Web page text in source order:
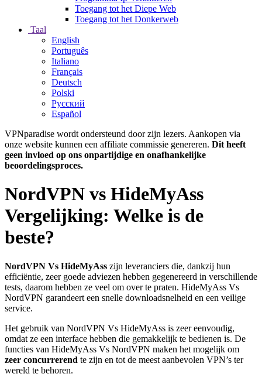
Toegang tot het Diepe Web
Toegang tot het Donkerweb
Taal
English
Português
Italiano
Français
Deutsch
Polski
Русский
Español
VPNparadise wordt ondersteund door zijn lezers. Aankopen via
onze website kunnen een affiliate commissie genereren. Dit heeft
geen invloed op ons onpartijdige en onafhankelijke
beoordelingsproces.
NordVPN vs HideMyAss
Vergelijking: Welke is de
beste?
NordVPN Vs HideMyAss zijn leveranciers die, dankzij hun
efficiëntie, zeer goede adviezen hebben gegenereerd in verschillende
tests, daarom hebben ze veel om over te praten. HideMyAss Vs
NordVPN garandeert een snelle downloadsnelheid en een veilige
service.
Het gebruik van NordVPN Vs HideMyAss is zeer eenvoudig,
omdat ze een interface hebben die gemakkelijk te bedienen is. De
functies van HideMyAss Vs NordVPN maken het mogelijk om
zeer concurrerend te zijn en tot de meest aanbevolen VPN’s ter
wereld te behoren.